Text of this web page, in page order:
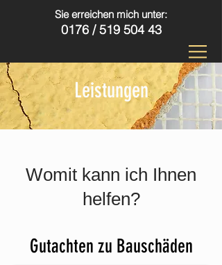
Sie erreichen mich unter:
0176 /519 504 43
Leistungen
Womit kann ich Ihnen
helfen?
Gutachten zu Bauschäden